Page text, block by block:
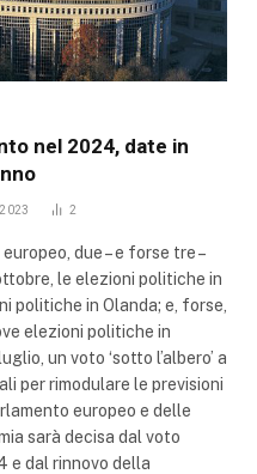
nel 2024, date in
2
due – e forse tre –
le elezioni politiche in
politiche in Olanda; e, forse,
elezioni politiche in
un voto ‘sotto l’albero’ a
per rimodulare le previsioni
europeo e delle
sarà decisa dal voto
e dal rinnovo della